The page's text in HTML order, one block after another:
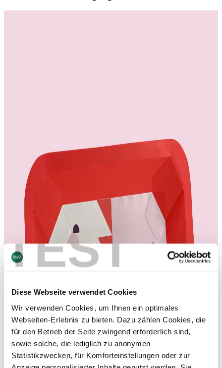
TEST
Diese Webseite verwendet Cookies
Wir verwenden Cookies, um Ihnen ein optimales
Webseiten-Erlebnis zu bieten. Dazu zählen Cookies, die
für den Betrieb der Seite zwingend erforderlich sind,
sowie solche, die lediglich zu anonymen
Statistikzwecken, für Komforteinstellungen oder zur